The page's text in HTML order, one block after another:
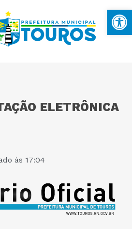
ELETRÔNICA
às 17:04